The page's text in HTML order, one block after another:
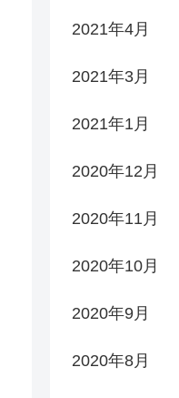
2021年4月
2021年3月
2021年1月
2020年12月
2020年11月
2020年10月
2020年9月
2020年8月